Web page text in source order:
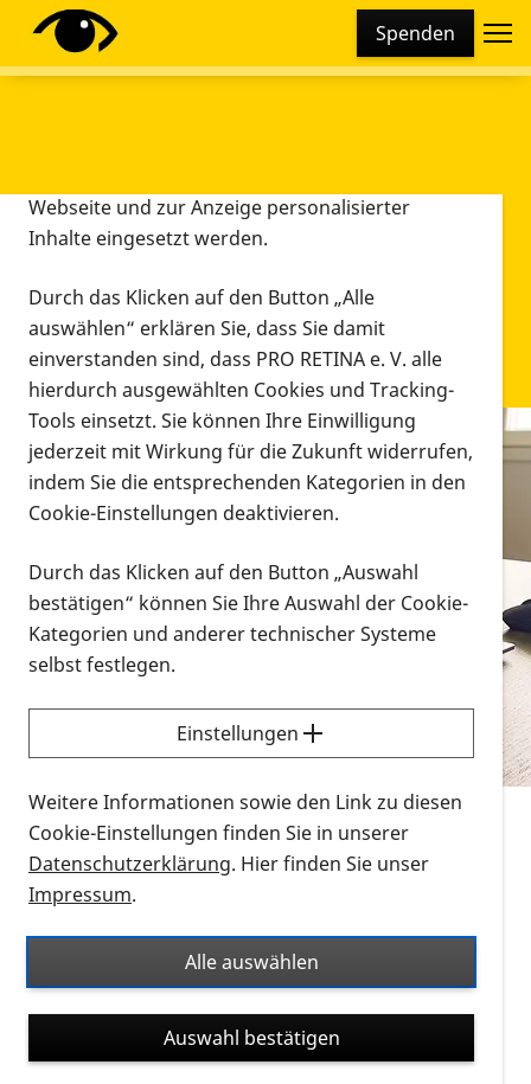
Spenden
Infomaterial
Infomaterial
Vorlesen
Alle Infomaterialien in verschiedenen
Formaten an einem Ort
Sie möchten wissen, wie Sie nach Infonmaterial
suchen und dieses bestellen bzw. herunterladen
können? Schauen Sie sich dieErklärvideos zum
Thema Infomaterial auf der PRO RETINA-Website
für blinde und sehbehinderte Menschen an.
Auf dieser Seite finden Sie sämtliches Infomaterial
Ort. Nutzen Sie den Formatfilter, um ausschließlich
nach Flyern und Broschüren, Audios oder Videos zu
suchen. Die meisten Flyer und Broschüren werden in
verschiedenen Formaten angeboten: zur
postalischen Bestellung als gedruckte Variante
Diese Webseite setzt verschiedene Cookies und
Tracking-Tools ein. Dies beinhaltet Cookies und
Webseite und zur Anzeige personalisierter
Inhalte eingesetzt werden.
Durch das Klicken auf den Button „Alle
auswählen“ erklären Sie, dass Sie damit
einverstanden sind, dass PRO RETINA e. V. alle
hierdurch ausgewählten Cookies und Tracking-
Tools einsetzt. Sie können Ihre Einwilligung
jederzeit mit Wirkung für die Zukunft widerrufen,
indem Sie die entsprechenden Kategorien in den
Cookie-Einstellungen deaktivieren.
Durch das Klicken auf den Button „Auswahl
bestätigen“ können Sie Ihre Auswahl der Cookie-
Kategorien und anderer technischer Systeme
selbst festlegen.
Einstellungen
Weitere Informationen sowie den Link zu diesen
Cookie-Einstellungen finden Sie in unserer
Datenschutzerklärung. Hier finden Sie unser
Impressum.
Alle auswählen
Auswahl bestätigen